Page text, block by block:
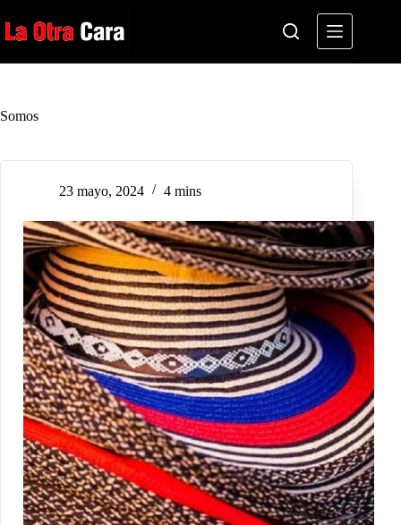
al
contenido
Somos
23 mayo, 2024 4 mins